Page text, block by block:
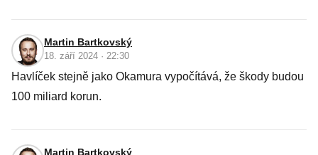
Martin Bartkovský
18. září 2024 · 22:30
Havlíček stejně jako Okamura vypočítává, že škody budou
100 miliard korun.
Martin Bartkovský